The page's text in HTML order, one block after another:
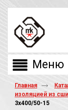
Главная
изоляцией из
3х400/50-15